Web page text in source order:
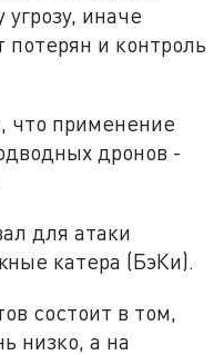
иначе
потерян и контроль
что применение
дронов -
для атаки
катера (БэКи).
состоит в том,
низко, а на